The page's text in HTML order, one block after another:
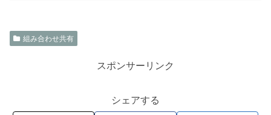
組み合わせ共有
スポンサーリンク
シェアする